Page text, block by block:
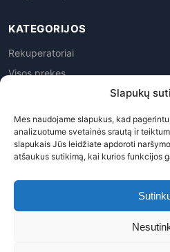
Slapukų
Mes naudojame slapukus, kad
analizuotume svetainės srautą ir
slapukais Jūs leidžiate apdoroti
atšaukus sutikimą, kai kurios funkcijos
KATEGORIJOS
Rekuperatoriai
Visos prekes
Privatumo politika |
© 2026 Venticija™ - Visos teisės